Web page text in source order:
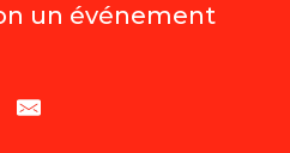
un événement